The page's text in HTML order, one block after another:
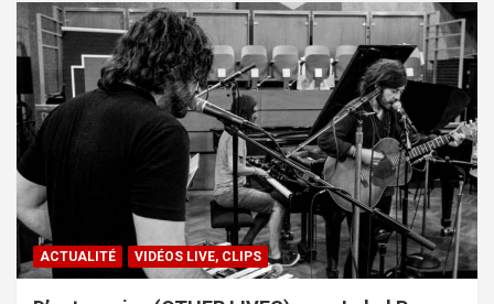
ACTUALITÉ VIDÉOS LIVE, CLIPS